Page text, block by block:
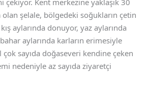
çekiyor. Kent merkezine yaklaşık 30
şelale, bölgedeki soğukların çetin
aylarında donuyor, yaz aylarında
aylarında karların erimesiyle
çok sayıda doğaseveri kendine çeken
nedeniyle az sayıda ziyaretçi